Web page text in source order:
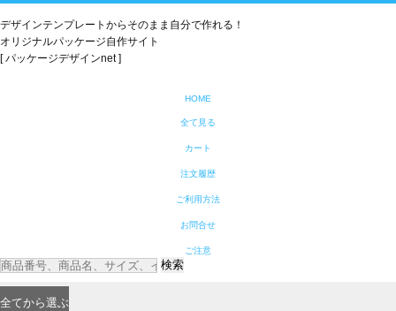
デザインテンプレートからそのまま自分で作れる！
オリジナルパッケージ自作サイト
[ パッケージデザインnet ]
HOME
全て見る
カート
注文履歴
ご利用方法
お問合せ
ご注意
検索
全てから選ぶ